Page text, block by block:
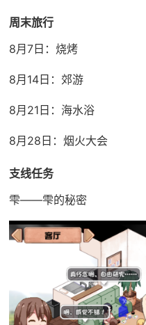
周末旅行
8月7日：烧烤
8月14日：郊游
8月21日：海水浴
8月28日：烟火大会
支线任务
雫——雫的秘密